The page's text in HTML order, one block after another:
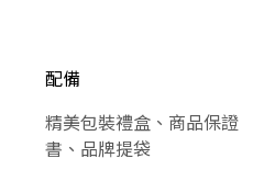
配備
精美包裝禮盒、商品保證
書、品牌提袋